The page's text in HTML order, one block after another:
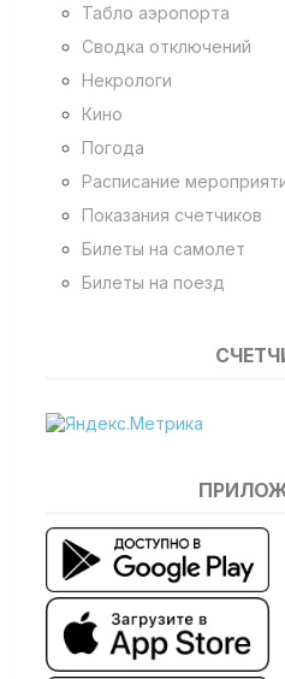
Табло аэропорта
Сводка отключений
Некрологи
Кино
Погода
Расписание
Показания счетчиков
Билеты на самолет
Билеты на поезд